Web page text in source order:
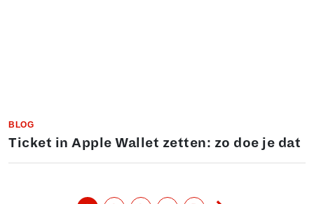
BLOG
Ticket in Apple Wallet zetten: zo doe je dat